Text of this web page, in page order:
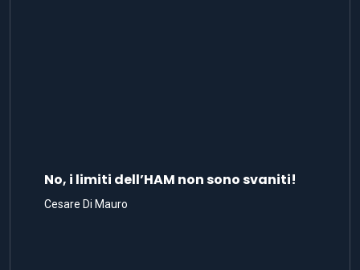
No, i limiti dell’HAM non sono svaniti!
Cesare Di Mauro